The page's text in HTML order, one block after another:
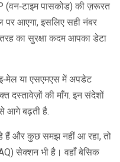
(वन‑टाइम पासकोड) की ज़रूरत
आएगा, इसलिए सही नंबर
का सुरक्षा कदम आपका डेटा
या एसएमएस में अपडेट
दस्तावेज़ों की माँग. इन संदेशों
आगे बढ़ती है.
हैं और कुछ समझ नहीं आ रहा, तो
सेक्शन भी है। वहाँ बेसिक